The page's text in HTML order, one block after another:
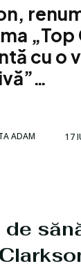
„Top
cu o
ADAM 17